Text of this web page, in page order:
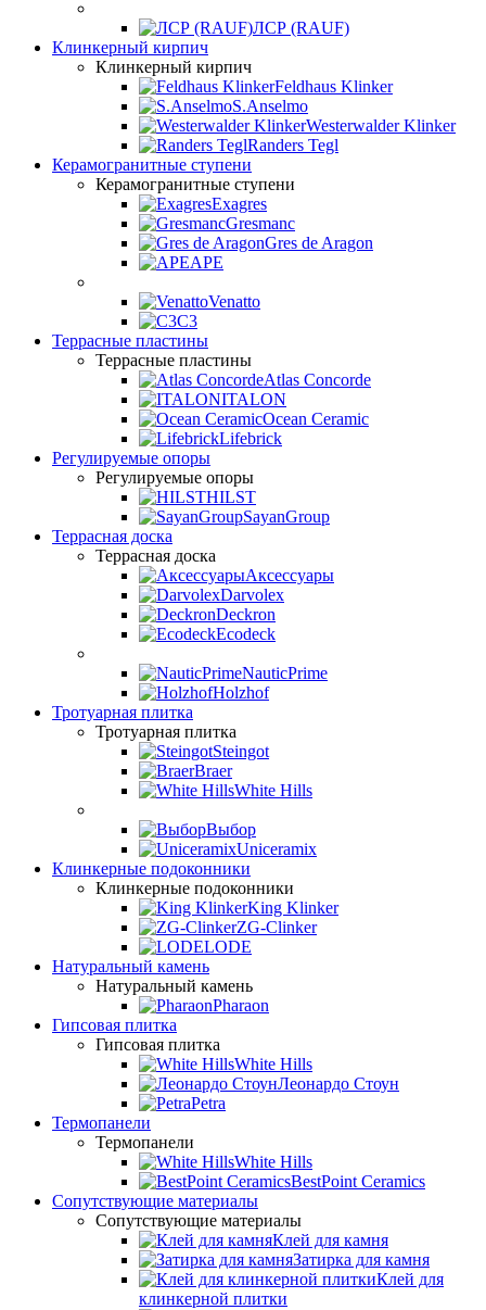
ЛСР (RAUF)
Клинкерный кирпич
Клинкерный кирпич
Feldhaus Klinker
S.Anselmo
Westerwalder Klinker
Randers Tegl
Керамогранитные ступени
Керамогранитные ступени
Exagres
Gresmanc
Gres de Aragon
APE
Venatto
C3
Террасные пластины
Террасные пластины
Atlas Concorde
ITALON
Ocean Ceramic
Lifebrick
Регулируемые опоры
Регулируемые опоры
HILST
SayanGroup
Террасная доска
Террасная доска
Аксессуары
Darvolex
Deckron
Ecodeck
NauticPrime
Holzhof
Тротуарная плитка
Тротуарная плитка
Steingot
Braer
White Hills
Выбор
Uniceramix
Клинкерные подоконники
Клинкерные подоконники
King Klinker
ZG-Clinker
LODE
Натуральный камень
Натуральный камень
Pharaon
Гипсовая плитка
Гипсовая плитка
White Hills
Леонардо Стоун
Petra
Термопанели
Термопанели
White Hills
BestPoint Ceramics
Сопутствующие материалы
Сопутствующие материалы
Клей для камня
Затирка для камня
Клей для
клинкерной плитки